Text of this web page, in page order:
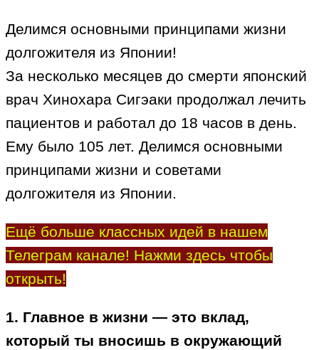
Делимся основными принципами жизни
долгожителя из Японии!
За несколько месяцев до смерти японский
врач Хинохара Сигэаки продолжал лечить
пациентов и работал до 18 часов в день.
Ему было 105 лет. Делимся основными
принципами жизни и советами
долгожителя из Японии.
Ещё больше классных идей в нашем
Телеграм канале! Нажми здесь чтобы
открыть!
1. Главное в жизни — это вклад,
который ты вносишь в окружающий